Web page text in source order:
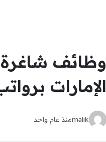
وظائف شاغرة
الإمارات
malikمنذ عام واحد